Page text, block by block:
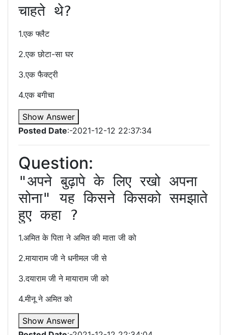
चाहते थे?
1.एक फ्लैट
2.एक छोटा-सा घर
3.एक फैक्ट्री
4.एक बगीचा
Show Answer
Posted Date:-2021-12-12 22:37:34
Question:
"अपने बुढ़ापे के लिए रखो अपना
सोना" यह किसने किसको समझाते
हुए कहा ?
1.अमित के पिता ने अमित की माता जी को
2.मायाराम जी ने धनीमल जी से
3.दयाराम जी ने मायाराम जी को
4.मीनू ने अमित को
Show Answer